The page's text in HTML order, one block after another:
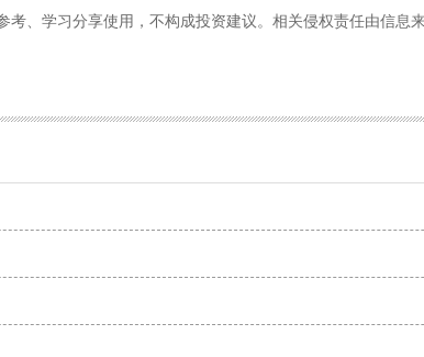
、学习分享使用，不构成投资建议。相关侵权责任由信息